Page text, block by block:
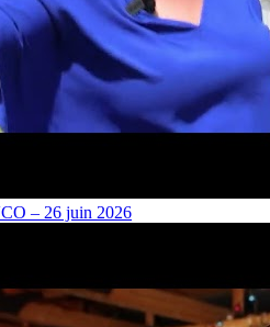
– 26 juin 2026